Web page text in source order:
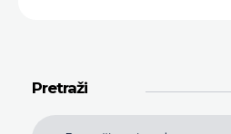
Pretraži